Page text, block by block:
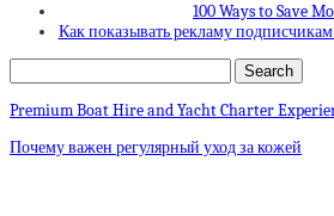
100 Ways to Save
Как показывать рекламу
Premium Boat Hire and Yacht Charter
Почему важен регулярный уход за кожей